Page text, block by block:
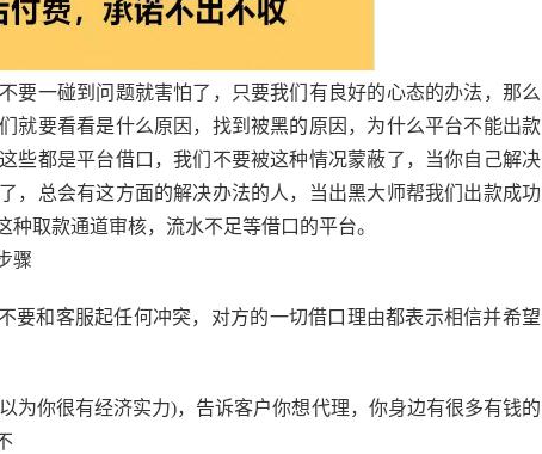
要一碰到问题就害怕了，只要我们有良好的心态的办法，那么
就要看看是什么原因，找到被黑的原因，为什么平台不能出款
些都是平台借口，我们不要被这种情况蒙蔽了，当你自己解决
，总会有这方面的解决办法的人，当出黑大师帮我们出款成功
取款通道审核，流水不足等借口的平台。
骤
要和客服起任何冲突，对方的一切借口理由都表示相信并希望
为你很有经济实力)，告诉客户你想代理，你身边有很多有钱的